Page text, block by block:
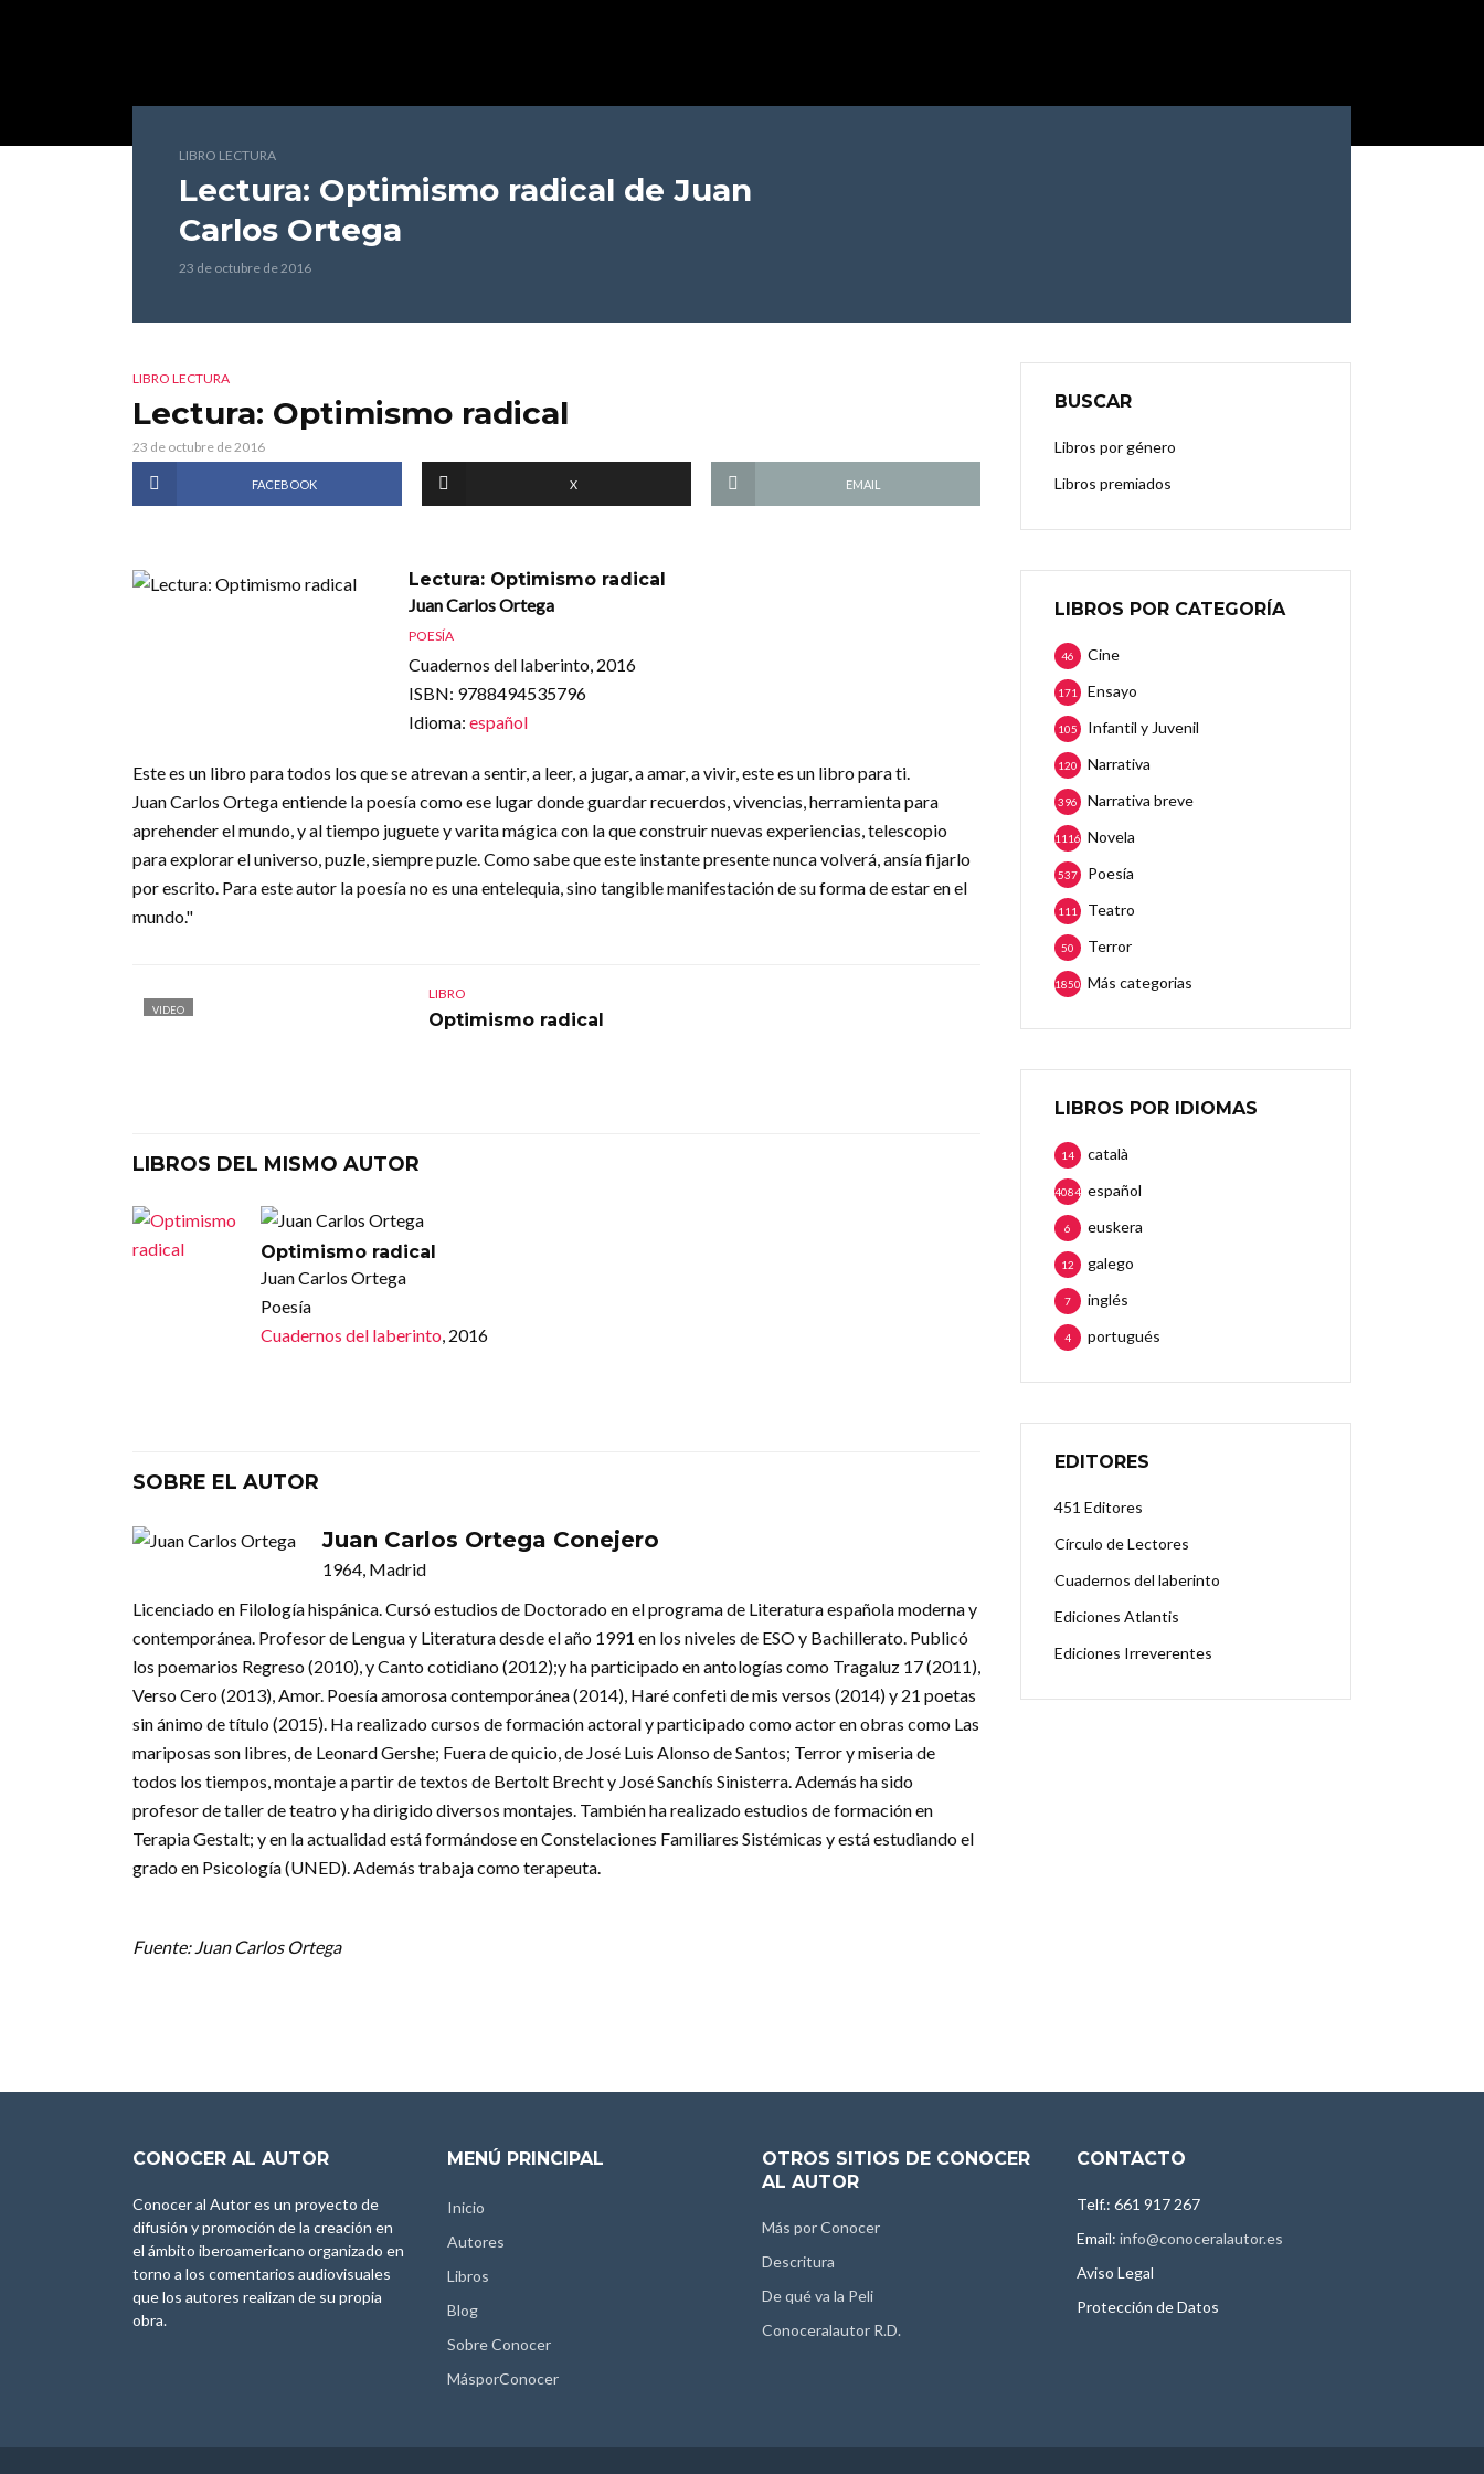
LIBRO LECTURA
Lectura: Optimismo radical de Juan
Carlos Ortega
23 de octubre de 2016
LIBRO LECTURA
Lectura: Optimismo radical
23 de octubre de 2016
FACEBOOK X EMAIL
Lectura: Optimismo radical
Juan Carlos Ortega
POESÍA
Cuadernos del laberinto, 2016
ISBN: 9788494535796
Idioma: español
Este es un libro para todos los que se atrevan a sentir, a leer, a jugar, a amar, a vivir, este es un libro para ti.
Juan Carlos Ortega entiende la poesía como ese lugar donde guardar recuerdos, vivencias, herramienta para
aprehender el mundo, y al tiempo juguete y varita mágica con la que construir nuevas experiencias, telescopio
para explorar el universo, puzle, siempre puzle. Como sabe que este instante presente nunca volverá, ansía fijarlo
por escrito. Para este autor la poesía no es una entelequia, sino tangible manifestación de su forma de estar en el
mundo."
VIDEO
LIBRO
Optimismo radical
LIBROS DEL MISMO AUTOR
Optimismo radical
Juan Carlos Ortega
Poesía
Cuadernos del laberinto, 2016
SOBRE EL AUTOR
Juan Carlos Ortega Conejero
1964, Madrid
Licenciado en Filología hispánica. Cursó estudios de Doctorado en el programa de Literatura española moderna y
contemporánea. Profesor de Lengua y Literatura desde el año 1991 en los niveles de ESO y Bachillerato. Publicó
los poemarios Regreso (2010), y Canto cotidiano (2012);y ha participado en antologías como Tragaluz 17 (2011),
Verso Cero (2013), Amor. Poesía amorosa contemporánea (2014), Haré confeti de mis versos (2014) y 21 poetas
sin ánimo de título (2015). Ha realizado cursos de formación actoral y participado como actor en obras como Las
mariposas son libres, de Leonard Gershe; Fuera de quicio, de José Luis Alonso de Santos; Terror y miseria de
todos los tiempos, montaje a partir de textos de Bertolt Brecht y José Sanchís Sinisterra. Además ha sido
profesor de taller de teatro y ha dirigido diversos montajes. También ha realizado estudios de formación en
Terapia Gestalt; y en la actualidad está formándose en Constelaciones Familiares Sistémicas y está estudiando el
grado en Psicología (UNED). Además trabaja como terapeuta.
Fuente: Juan Carlos Ortega
BUSCAR
Libros por género
Libros premiados
LIBROS POR CATEGORÍA
Cine
46
Ensayo
171
Infantil y Juvenil
105
Narrativa
120
Narrativa breve
396
Novela
1116
Poesía
537
Teatro
111
Terror
50
Más categorias
1850
LIBROS POR IDIOMAS
català
14
español
4084
euskera
6
galego
12
inglés
7
portugués
4
EDITORES
451 Editores
Círculo de Lectores
Cuadernos del laberinto
Ediciones Atlantis
Ediciones Irreverentes
CONOCER AL AUTOR
Conocer al Autor es un proyecto de
difusión y promoción de la creación en
el ámbito iberoamericano organizado en
torno a los comentarios audiovisuales
que los autores realizan de su propia
obra.
MENÚ PRINCIPAL
Inicio
Autores
Libros
Blog
Sobre Conocer
MásporConocer
OTROS SITIOS DE CONOCER
AL AUTOR
Más por Conocer
Descritura
De qué va la Peli
Conoceralautor R.D.
CONTACTO
Telf.: 661 917 267
Email: info@conoceralautor.es
Aviso Legal
Protección de Datos